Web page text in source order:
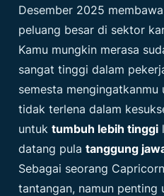
Desember 2025
peluang besar di sektor
Kamu mungkin merasa
sangat tinggi dalam
semesta
tidak terlena dalam
untuktumbuh lebih tinggi
datang pulatanggung
Sebagai seorang
tantangan, namun